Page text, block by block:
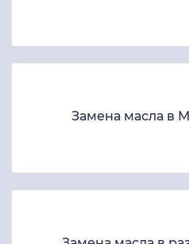
Замена масла в